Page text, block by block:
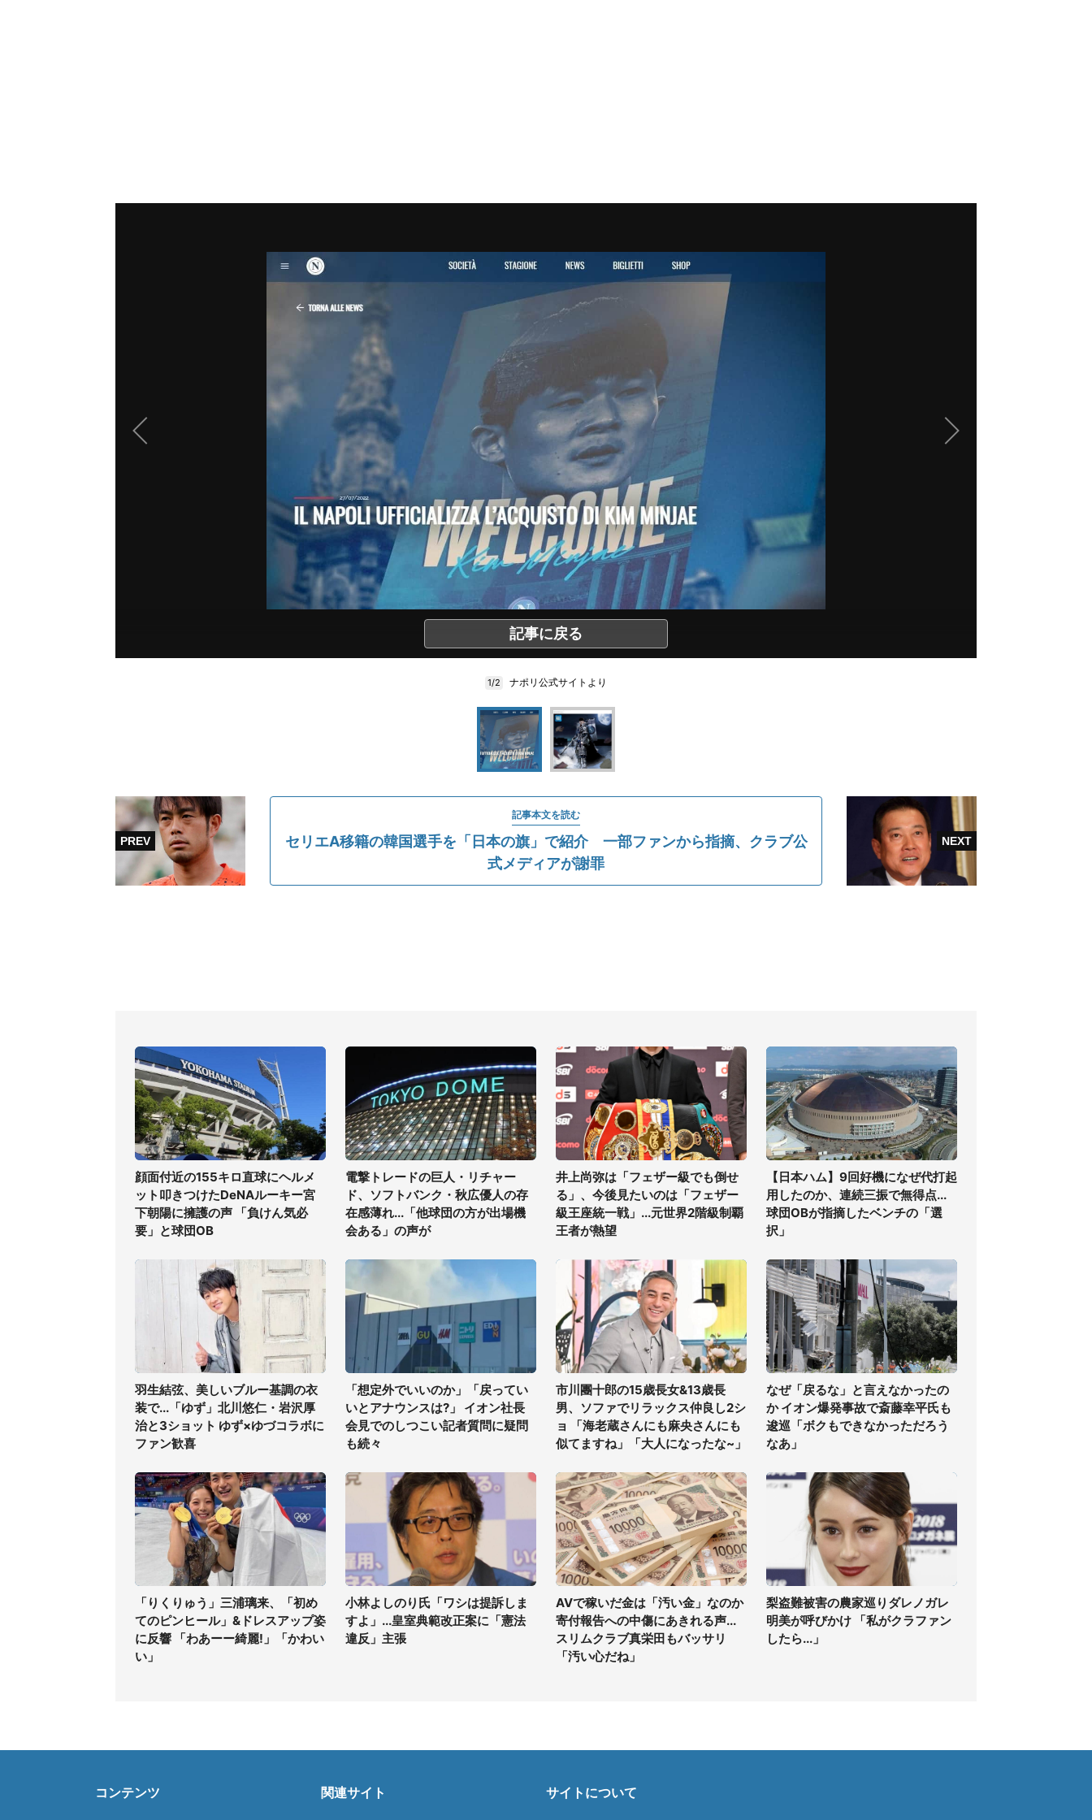
記事に戻る
1/2 ナポリ公式サイトより
記事本文を読む
セリエA移籍の韓国選手を「日本の旗」で紹介 一部ファンから指摘、クラブ公
式メディアが謝罪
顔面付近の155キロ直球にヘルメ
ット叩きつけたDeNAルーキー宮
下朝陽に擁護の声 「負けん気必
要」と球団OB
電撃トレードの巨人・リチャー
ド、ソフトバンク・秋広優人の存
在感薄れ...「他球団の方が出場機
会ある」の声が
井上尚弥は「フェザー級でも倒せ
る」、今後見たいのは「フェザー
級王座統一戦」...元世界2階級制覇
王者が熱望
【日本ハム】9回好機になぜ代打起
用したのか、連続三振で無得点...
球団OBが指摘したベンチの「選
択」
羽生結弦、美しいブルー基調の衣
装で...「ゆず」北川悠仁・岩沢厚
治と3ショット ゆず×ゆづコラボに
ファン歓喜
「想定外でいいのか」「戻ってい
いとアナウンスは?」 イオン社長
会見でのしつこい記者質問に疑問
も続々
市川團十郎の15歳長女&13歳長
男、ソファでリラックス仲良し2シ
ョ 「海老蔵さんにも麻央さんにも
似てますね」「大人になったな~」
なぜ「戻るな」と言えなかったの
か イオン爆発事故で斎藤幸平氏も
逡巡「ボクもできなかっただろう
なあ」
「りくりゅう」三浦璃来、「初め
てのピンヒール」&ドレスアップ姿
に反響 「わあーー綺麗!」「かわい
い」
小林よしのり氏「ワシは提訴しま
すよ」...皇室典範改正案に「憲法
違反」主張
AVで稼いだ金は「汚い金」なのか
寄付報告への中傷にあきれる声...
スリムクラブ真栄田もバッサリ
「汚い心だね」
梨盗難被害の農家巡りダレノガレ
明美が呼びかけ 「私がクラファン
したら...」
コンテンツ 関連サイト サイトについて